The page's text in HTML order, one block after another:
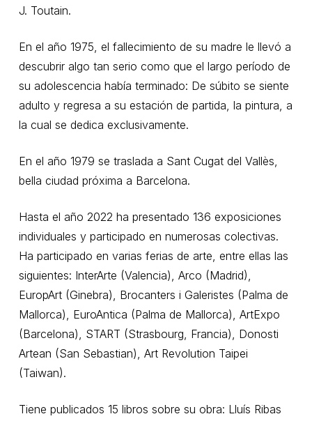
J. Toutain.
En el año 1975, el fallecimiento de su madre le llevó a
descubrir algo tan serio como que el largo período de
su adolescencia había terminado: De súbito se siente
adulto y regresa a su estación de partida, la pintura, a
la cual se dedica exclusivamente.
En el año 1979 se traslada a Sant Cugat del Vallès,
bella ciudad próxima a Barcelona.
Hasta el año 2022 ha presentado 136 exposiciones
individuales y participado en numerosas colectivas.
Ha participado en varias ferias de arte, entre ellas las
siguientes: InterArte (Valencia), Arco (Madrid),
EuropArt (Ginebra), Brocanters i Galeristes (Palma de
Mallorca), EuroAntica (Palma de Mallorca), ArtExpo
(Barcelona), START (Strasbourg, Francia), Donosti
Artean (San Sebastian), Art Revolution Taipei
(Taiwan).
Tiene publicados 15 libros sobre su obra: Lluís Ribas